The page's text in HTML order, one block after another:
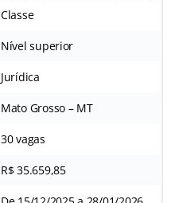
Classe
Nível superior
Jurídica
Mato Grosso – MT
30 vagas
R$ 35.659,85